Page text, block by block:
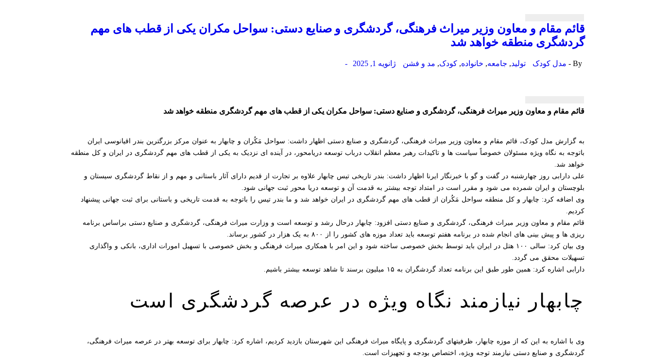
قائم مقام و معاون وزیر میراث فرهنگی، گردشگری و صنایع دستی: سواحل مکران یکی از قطب های مهم
گردشگری منطقه خواهد شد
By - مدل کودک تولید, جامعه, خانواده, کودک, مد و فشن ژانویه 1, 2025 -
قائم مقام و معاون وزیر میراث فرهنگی، گردشگری و صنایع دستی: سواحل مکران یکی از قطب های مهم گردشگری منطقه خواهد شد
به گزارش مدل کودک، قائم مقام و معاون وزیر میراث فرهنگی، گردشگری و صنایع دستی اظهار داشت: سواحل مَکُران و چابهار به عنوان مرکز بزرگترین بندر اقیانوسی ایران
باتوجه به نگاه ویژه مسئولان خصوصاً سیاست ها و تاکیدات رهبر معظم انقلاب درباب توسعه دریامحور، در آینده ای نزدیک به یکی از قطب های مهم گردشگری در ایران و کل منطقه
خواهد شد.
علی دارابی روز چهارشنبه در گفت و گو با خبرنگار ایرنا اظهار داشت: بندر تاریخی تیس چابهار علاوه بر تجارت از قدیم دارای آثار باستانی و مهم و از نقاط گردشگری سیستان و
بلوچستان و ایران شمرده می شود و مقرر است در امتداد توجه بیشتر به قدمت آن و توسعه دریا محور ثبت جهانی شود.
وی اضافه کرد: چابهار و کل منطقه سواحل مَکُران از قطب های مهم گردشگری در ایران خواهد شد و ما بندر تیس را باتوجه به قدمت تاریخی و باستانی برای ثبت جهانی پیشنهاد
کردیم.
قائم مقام و معاون وزیر میراث فرهنگی، گردشگری و صنایع دستی افزود: چابهار درحال رشد و توسعه است و وزارت میراث فرهنگی، گردشگری و صنایع دستی براساس برنامه
ریزی ها و پیش بینی های انجام شده در برنامه هفتم توسعه باید تعداد موزه های کشور را از ۸۰۰ به یک هزار در کشور برساند.
وی بیان کرد: سالی ۱۰۰ هتل در ایران باید توسط بخش خصوصی ساخته شود و این امر با همکاری میراث فرهنگی و بخش خصوصی با تسهیل امورات اداری، بانکی و واگذاری
تسهیلات محقق می گردد.
دارابی اشاره کرد: همین طور طبق این برنامه تعداد گردشگران به ۱۵ میلیون برسند تا شاهد توسعه بیشتر باشیم.
چابهار نیازمند نگاه ویژه در عرصه گردشگری است
وی با اشاره به این که از موزه چابهار، ظرفیتهای گردشگری و پایگاه میراث فرهنگی این شهرستان بازدید کردیم، اشاره کرد: چابهار برای توسعه بهتر در عرصه میراث فرهنگی،
گردشگری و صنایع دستی نیازمند توجه ویژه، اختصاص بودجه و تجهیزات است.